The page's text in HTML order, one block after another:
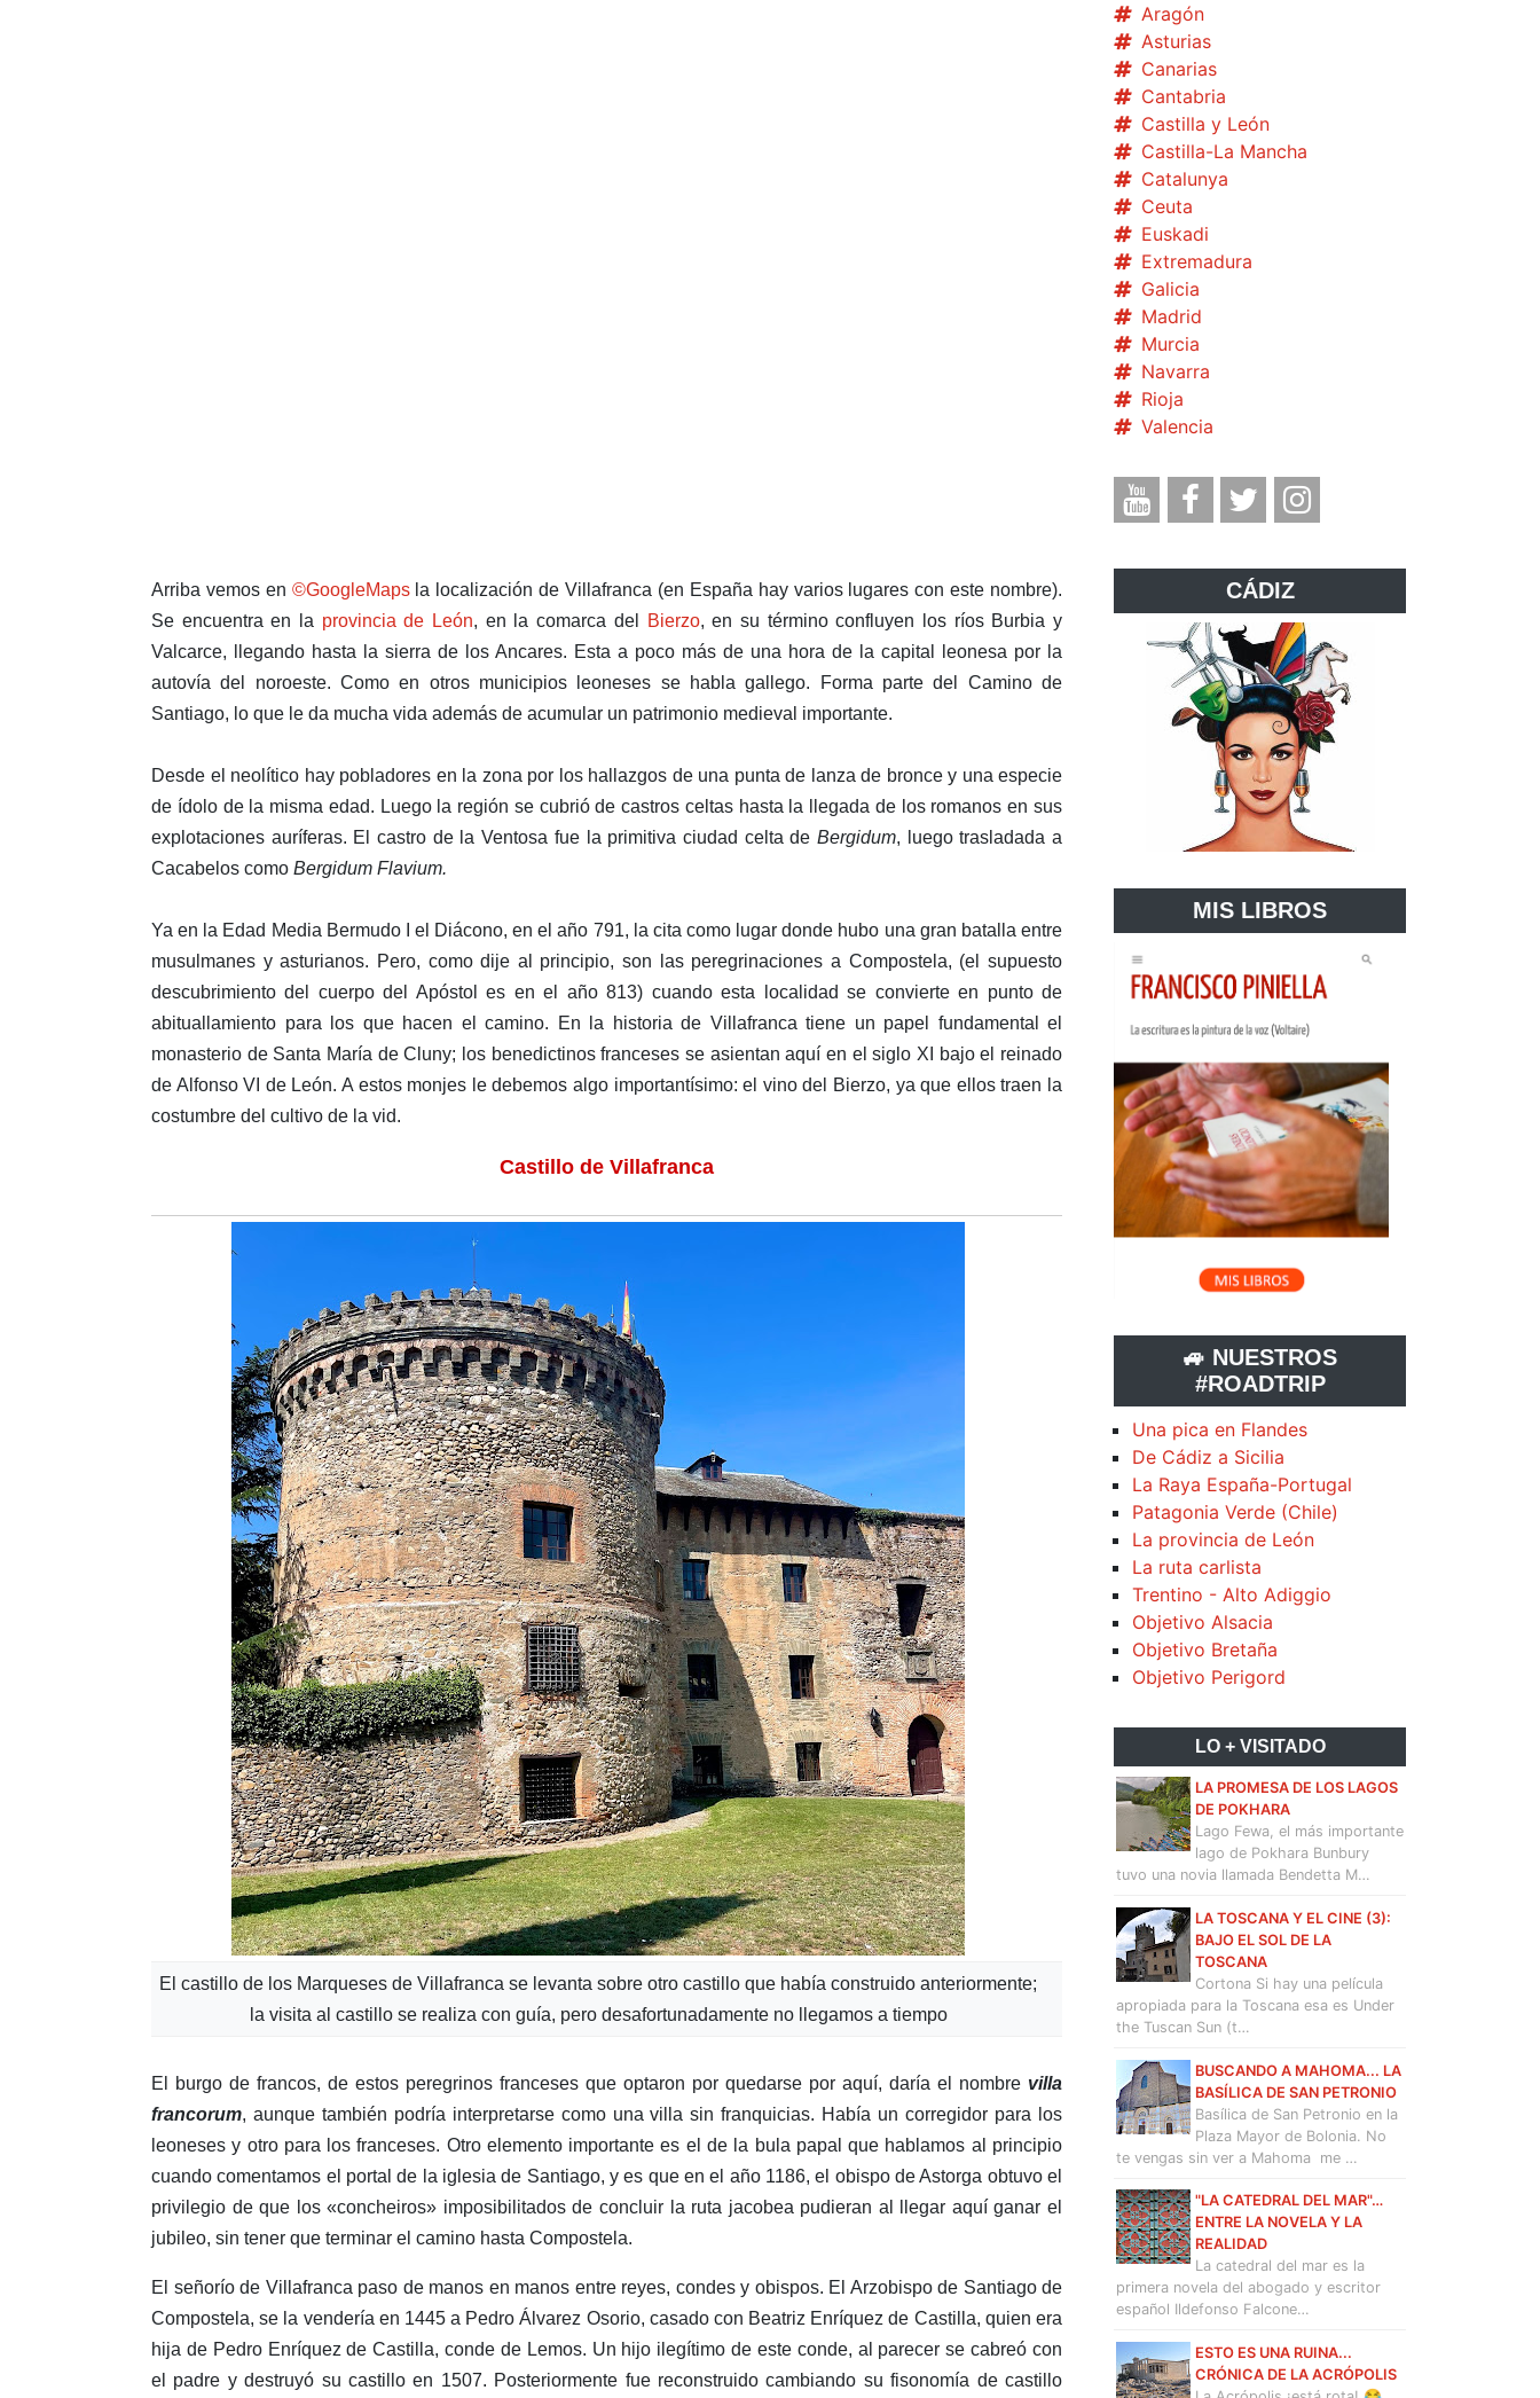
Arriba vemos en ©GoogleMapsla localización de Villafranca (en España hay varios lugares con este nombre).
Se encuentra en la provincia de León, en la comarca del Bierzo, en su término confluyen los ríos Burbia y
Valcarce, llegando hasta la sierra de los Ancares. Esta a poco más de una hora de la capital leonesa por la
autovía del noroeste. Como en otros municipios leoneses se habla gallego. Forma parte del Camino de
Santiago, lo que le da mucha vida además de acumular un patrimonio medieval importante.
Desde el neolítico hay pobladores en la zona por los hallazgos de una punta de lanza de bronce y una especie
de ídolo de la misma edad. Luego la región se cubrió de castros celtas hasta la llegada de los romanos en sus
explotaciones auríferas. El castro de la Ventosa fue la primitiva ciudad celta de Bergidum, luego trasladada a
Cacabelos como Bergidum Flavium.
Ya en la Edad Media Bermudo I el Diácono, en el año 791, la cita como lugar donde hubo una gran batalla entre
musulmanes y asturianos. Pero, como dije al principio, son las peregrinaciones a Compostela, (el supuesto
descubrimiento del cuerpo del Apóstol es en el año 813) cuando esta localidad se convierte en punto de
abituallamiento para los que hacen el camino. En la historia de Villafranca tiene un papel fundamental el
monasterio de Santa María de Cluny; los benedictinos franceses se asientan aquí en el siglo XI bajo el reinado
de Alfonso VI de León. A estos monjes le debemos algo importantísimo: el vino del Bierzo, ya que ellos traen la
costumbre del cultivo de la vid.
Castillo de Villafranca
El castillo de los Marqueses de Villafranca se levanta sobre otro castillo que había construido anteriormente;
la visita al castillo se realiza con guía, pero desafortunadamente no llegamos a tiempo
El burgo de francos, de estos peregrinos franceses que optaron por quedarse por aquí, daría el nombre villa
francorum, aunque también podría interpretarse como una villa sin franquicias. Había un corregidor para los
leoneses y otro para los franceses. Otro elemento importante es el de la bula papal que hablamos al principio
cuando comentamos el portal de la iglesia de Santiago, y es que en el año 1186, el obispo de Astorga obtuvo el
privilegio de que los «concheiros» imposibilitados de concluir la ruta jacobea pudieran al llegar aquí ganar el
jubileo, sin tener que terminar el camino hasta Compostela.
El señorío de Villafranca paso de manos en manos entre reyes, condes y obispos. El Arzobispo de Santiago de
Compostela, se la vendería en 1445 a Pedro Álvarez Osorio, casado con Beatriz Enríquez de Castilla, quien era
hija de Pedro Enríquez de Castilla, conde de Lemos. Un hijo ilegítimo de este conde, al parecer se cabreó con
el padre y destruyó su castillo en 1507. Posteriormente fue reconstruido cambiando su fisonomía de castillo
Aragón
Asturias
Canarias
Cantabria
Castilla y León
Castilla-La Mancha
Catalunya
Ceuta
Euskadi
Extremadura
Galicia
Madrid
Murcia
Navarra
Rioja
Valencia
CÁDIZ
MIS LIBROS
🚙 NUESTROS
#ROADTRIP
Una pica en Flandes
De Cádiz a Sicilia
La Raya España-Portugal
Patagonia Verde (Chile)
La provincia de León
La ruta carlista
Trentino - Alto Adiggio
Objetivo Alsacia
Objetivo Bretaña
Objetivo Perigord
LO + VISITADO
LA PROMESA DE LOS LAGOS
DE POKHARA
Lago Fewa, el más importante
lago de Pokhara Bunbury
tuvo una novia llamada Bendetta M…
LA TOSCANA Y EL CINE (3):
BAJO EL SOL DE LA
TOSCANA
Cortona Si hay una película
apropiada para la Toscana esa es Under
the Tuscan Sun (t…
BUSCANDO A MAHOMA... LA
BASÍLICA DE SAN PETRONIO
Basílica de San Petronio en la
Plaza Mayor de Bolonia. No
te vengas sin ver a Mahoma me …
"LA CATEDRAL DEL MAR"…
ENTRE LA NOVELA Y LA
REALIDAD
La catedral del mar es la
primera novela del abogado y escritor
español Ildefonso Falcone…
ESTO ES UNA RUINA...
CRÓNICA DE LA ACRÓPOLIS